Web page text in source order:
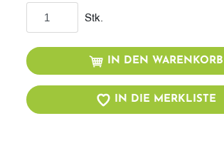
Stk.
IN DEN WARENKORB
IN DIE MERKLISTE